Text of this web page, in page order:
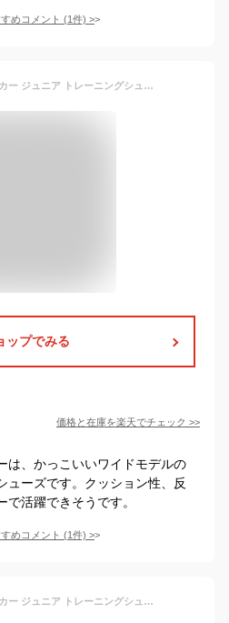
めコメント (1件) >
送料無料 アンブロ サッカー ジュニア トレーニングシューズ UMBRO アクセレイタ－ TR JR WIDE 20-24cm ワイドモデル 子ども用 子供靴 幅広 ローカット ひも靴 キッズ サッカーシューズ トレシュー フットボール ブランド スポーツシューズ/UU4WJB01
ップでみる
価格と在庫を楽天でチェック >>
は、かっこいいワイドモデルの
ューズです。クッション性、反
活躍できそうです。
めコメント (1件) >
送料無料 アンブロ サッカー ジュニア トレーニングシューズ UMBRO アクセレイタ－ TR JR WIDE 20-24cm ワイドモデル 子ども用 子供靴 幅広 ローカット ひも靴 キッズ サッカーシューズ トレシュー フットボール ブランド スポーツシューズ/UU4WJB01